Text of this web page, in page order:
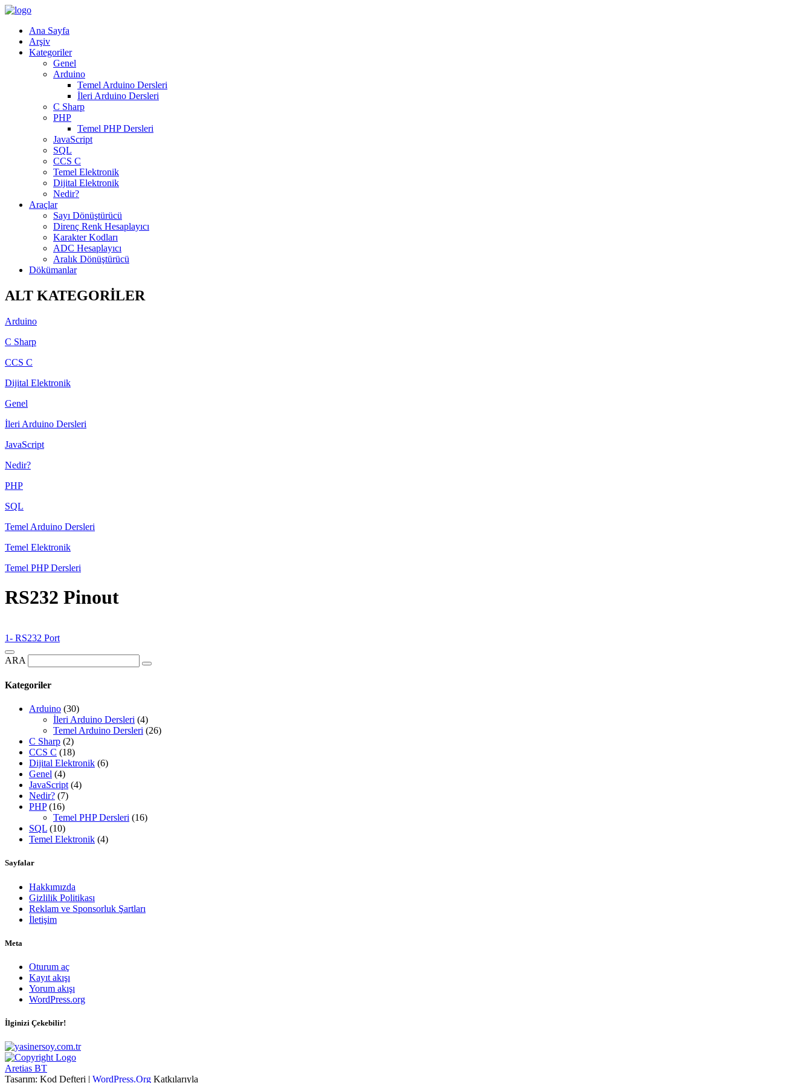
Ana Sayfa
Arşiv
Kategoriler
Genel
Arduino
Temel Arduino Dersleri
İleri Arduino Dersleri
C Sharp
PHP
Temel PHP Dersleri
JavaScript
SQL
CCS C
Temel Elektronik
Dijital Elektronik
Nedir?
Araçlar
Sayı Dönüştürücü
Direnç Renk Hesaplayıcı
Karakter Kodları
ADC Hesaplayıcı
Aralık Dönüştürücü
Dökümanlar
ALT KATEGORİLER
Arduino
C Sharp
CCS C
Dijital Elektronik
Genel
İleri Arduino Dersleri
JavaScript
Nedir?
PHP
SQL
Temel Arduino Dersleri
Temel Elektronik
Temel PHP Dersleri
RS232 Pinout
1- RS232 Port
ARA
Kategoriler
Arduino (30)
İleri Arduino Dersleri (4)
Temel Arduino Dersleri (26)
C Sharp (2)
CCS C (18)
Dijital Elektronik (6)
Genel (4)
JavaScript (4)
Nedir? (7)
PHP(16)
Temel PHP Dersleri (16)
SQL (10)
Temel Elektronik (4)
Sayfalar
Hakkımızda
Gizlilik Politikası
Reklam ve Sponsorluk Şartları
İletişim
Meta
Oturum aç
Kayıt akışı
Yorum akışı
WordPress.org
İlginizi Çekebilir!
Aretias BT
Tasarım: Kod Defteri | WordPress.Org Katkılarıyla